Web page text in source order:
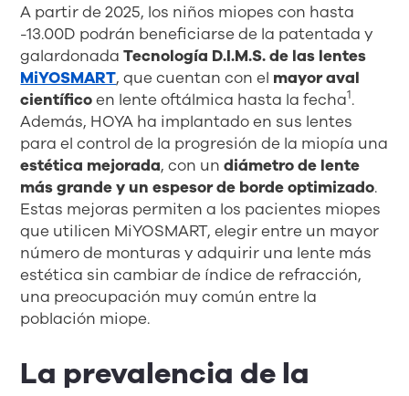
A partir de 2025, los niños miopes con hasta
-13.00D podrán beneficiarse de la patentada y
galardonadaTecnología D.I.M.S. de las lentes
MiYOSMART, que cuentan con el mayor aval
científicoen lente oftálmica hasta la fecha1.
Además, HOYA ha implantado en sus lentes
para el control de la progresión de la miopía una
estética mejorada, con undiámetro de lente
más grande y un espesor de borde optimizado.
Estas mejoras permiten a los pacientes miopes
que utilicen MiYOSMART, elegir entre un mayor
número de monturas y adquirir una lente más
estética sin cambiar de índice de refracción,
una preocupación muy común entre la
población miope.
La prevalencia de la